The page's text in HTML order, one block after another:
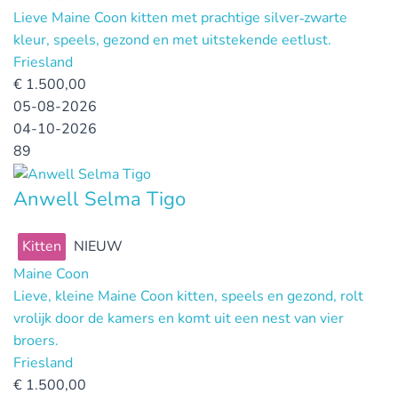
Lieve Maine Coon kitten met prachtige silver‑zwarte
kleur, speels, gezond en met uitstekende eetlust.
Friesland
€ 1.500,00
05-08-2026
04-10-2026
89
Anwell Selma Tigo
Kitten
NIEUW
Maine Coon
Lieve, kleine Maine Coon kitten, speels en gezond, rolt
vrolijk door de kamers en komt uit een nest van vier
broers.
Friesland
€ 1.500,00